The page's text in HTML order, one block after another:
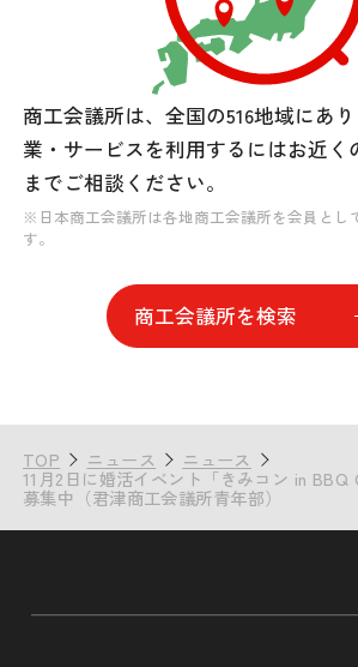
商工会議所は、全国の516地域にあり
業・サービスを利用するにはお近く
までご相談ください。
※日本商工会議所は各地商工会議所を会員とし
す。
商工会議所を検索
TOP ニュース ニュース
11月2日に婚活イベント「きみコン in BBQ
募集中（君津商工会議所青年部）